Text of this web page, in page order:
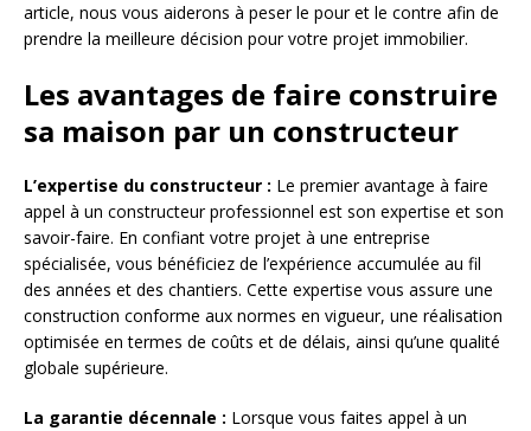
article, nous vous aiderons à peser le pour et le contre afin de
prendre la meilleure décision pour votre projet immobilier.
Les avantages de faire construire
sa maison par un constructeur
L’expertise du constructeur : Le premier avantage à faire
appel à un constructeur professionnel est son expertise et son
savoir-faire. En confiant votre projet à une entreprise
spécialisée, vous bénéficiez de l’expérience accumulée au fil
des années et des chantiers. Cette expertise vous assure une
construction conforme aux normes en vigueur, une réalisation
optimisée en termes de coûts et de délais, ainsi qu’une qualité
globale supérieure.
La garantie décennale : Lorsque vous faites appel à un